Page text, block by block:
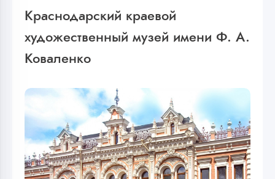
Краснодарский краевой
художественный музей имени Ф. А.
Коваленко